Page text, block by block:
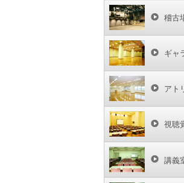
稽古
ギャ
アト
視聴
講義